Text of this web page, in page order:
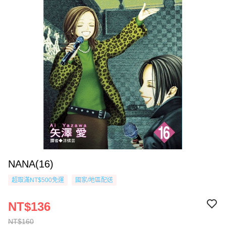
NANA(16)
超取滿NT$500免運 國家/地區配送
NT$160
NT$136